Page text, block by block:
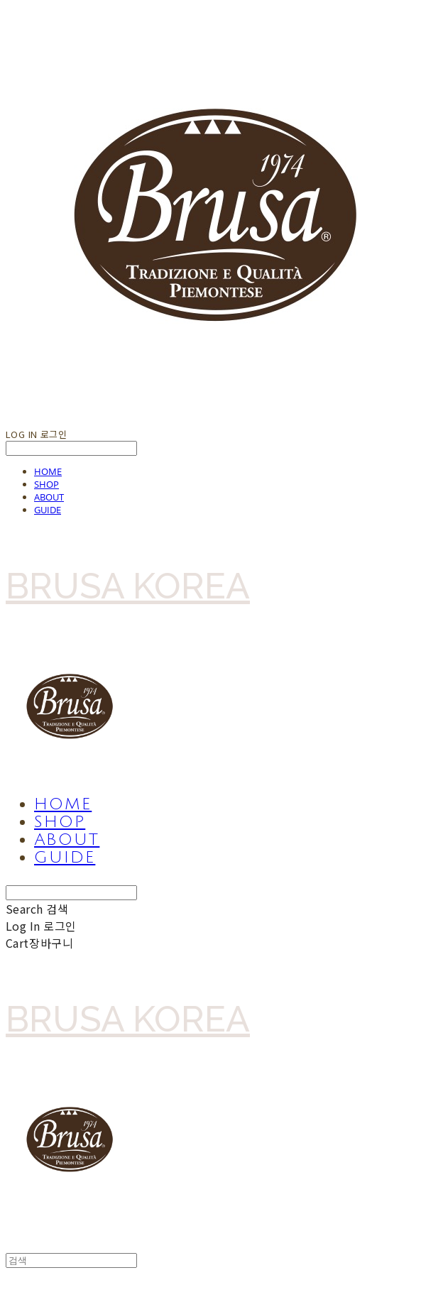
LOG IN 로그인
HOME
SHOP
ABOUT
GUIDE
BRUSA KOREA
HOME
SHOP
ABOUT
GUIDE
Search 검색
Log In 로그인
Cart장바구니
BRUSA KOREA